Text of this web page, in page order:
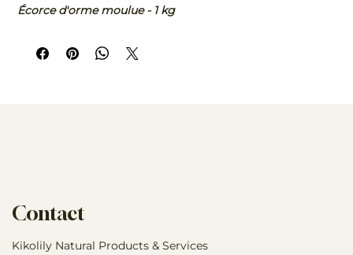
Écorce d'orme moulue - 1 kg
Contact
Kikolily Natural Products & Services